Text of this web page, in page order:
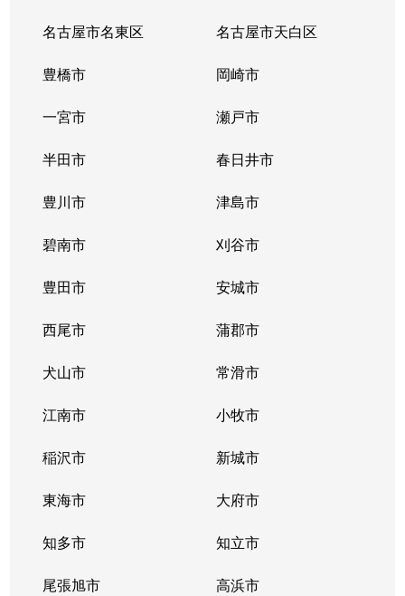
若葉通
4,300万円 平安通
名古屋市名東区 名古屋市天白区
豊橋市 岡崎市
一宮市 瀬戸市
半田市 春日井市
豊川市 津島市
碧南市 刈谷市
豊田市 安城市
西尾市 蒲郡市
犬山市 常滑市
江南市 小牧市
稲沢市 新城市
東海市 大府市
知多市 知立市
尾張旭市 高浜市